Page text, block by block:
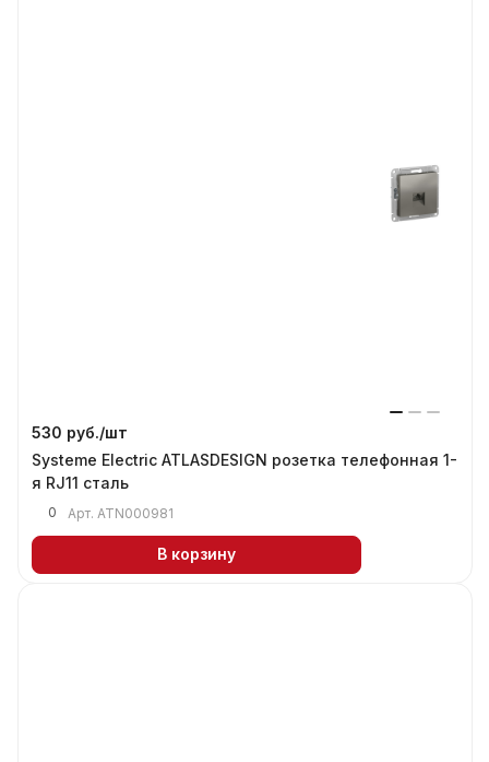
530 руб./шт
Systeme Electric ATLASDESIGN розетка телефонная 1-
я RJ11 сталь
0 Арт. ATN000981
В корзину